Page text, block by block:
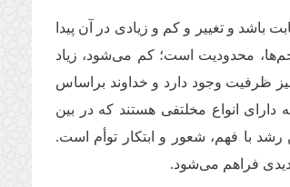
باشد و تغییر و کم و زیادی در آن پیدا
محدودیت‌ است؛ کم می‌شود، زیاد
ظرفیت وجود دارد و خداوند براساس
انواع مخلتفی هستند که در بین
رشد با فهم، شعور و ابتکار توأم است.
فراهم می‌شود.